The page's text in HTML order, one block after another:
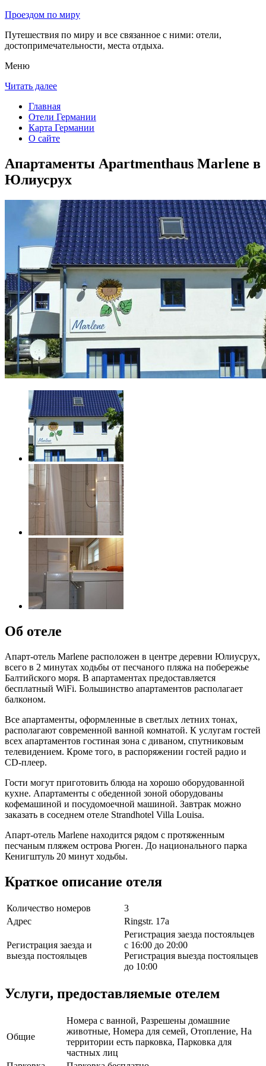
Проездом по миру
Путешествия по миру и все связанное с ними: отели,
достопримечательности, места отдыха.
Меню
Читать далее
Главная
Отели Германии
Карта Германии
О сайте
Апартаменты Apartmenthaus Marlene в
Юлиусрух
Об отеле
Апарт-отель Marlene расположен в центре деревни Юлиусрух,
всего в 2 минутах ходьбы от песчаного пляжа на побережье
Балтийского моря. В апартаментах предоставляется
бесплатный WiFi. Большинство апартаментов располагает
балконом.
Все апартаменты, оформленные в светлых летних тонах,
располагают современной ванной комнатой. К услугам гостей
всех апартаментов гостиная зона с диваном, спутниковым
телевидением. Кроме того, в распоряжении гостей радио и
CD-плеер.
Гости могут приготовить блюда на хорошо оборудованной
кухне. Апартаменты с обеденной зоной оборудованы
кофемашиной и посудомоечной машиной. Завтрак можно
заказать в соседнем отеле Strandhotel Villa Louisa.
Апарт-отель Marlene находится рядом с протяженным
песчаным пляжем острова Рюген. До национального парка
Кенигштуль 20 минут ходьбы.
Краткое описание отеля
Количество номеров
3
Адрес
Ringstr. 17a
Регистрация заезда и
выезда постояльцев
Регистрация заезда постояльцев
с 16:00 до 20:00
Регистрация выезда постояльцев
до 10:00
Услуги, предоставляемые отелем
Общие
Номера с ванной, Разрешены домашние
животные, Номера для семей, Отопление, На
территории есть парковка, Парковка для
частных лиц